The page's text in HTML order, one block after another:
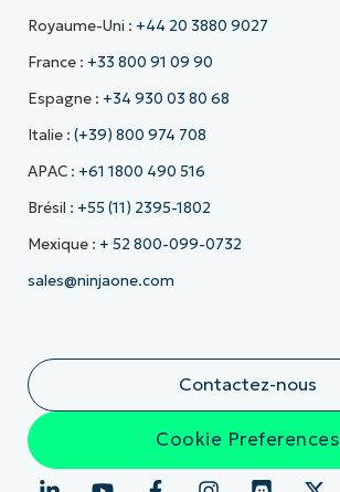
Royaume-Uni : +44 20 3880 9027
France : +33 800 91 09 90
Espagne : +34 930 03 80 68
Italie : (+39) 800 974 708
APAC : +61 1800 490 516
Brésil : +55 (11) 2395-1802
Mexique : + 52 800-099-0732
sales@ninjaone.com
Contactez-nous
Cookie Preferences